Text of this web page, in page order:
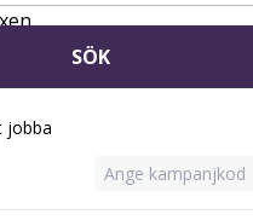
SÖK
jobba
Ange kampanjkod